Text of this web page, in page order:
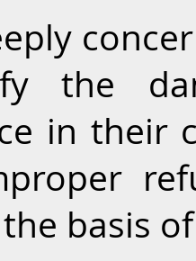
the
in their
basis